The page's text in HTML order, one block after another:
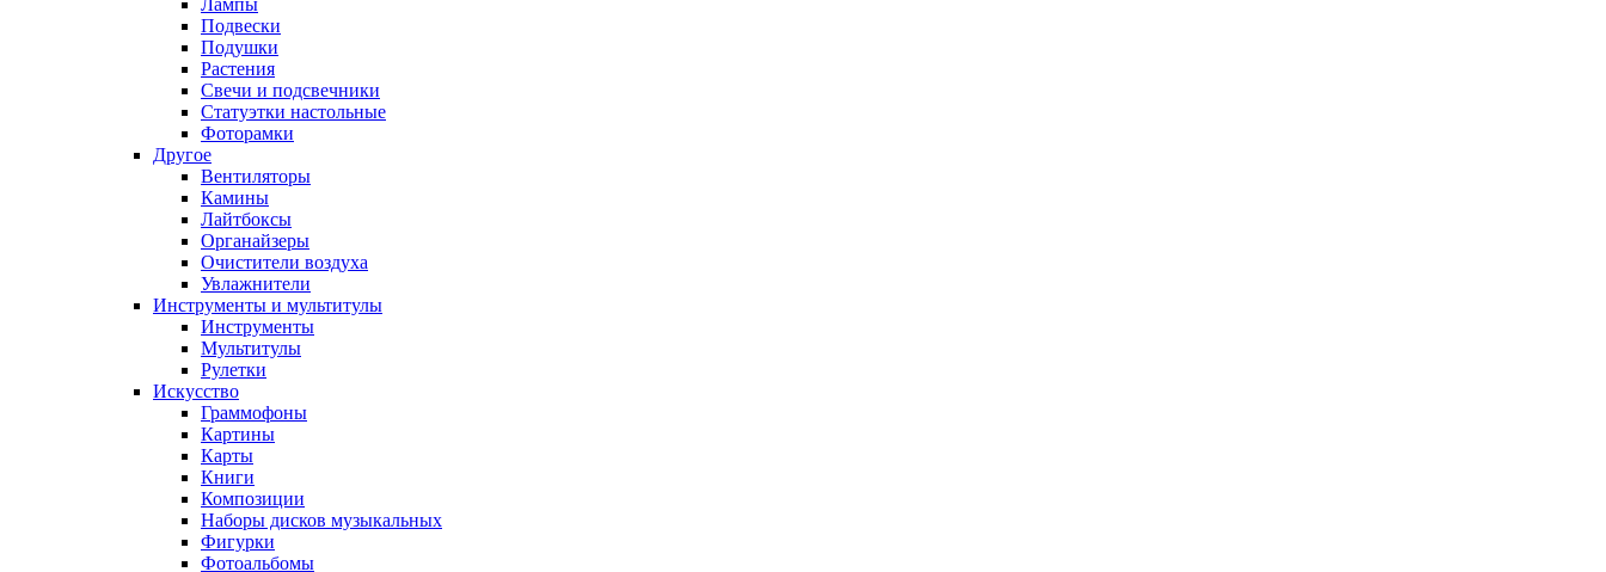
Подвески
Подушки
Растения
Свечи и подсвечники
Статуэтки настольные
Фоторамки
Другое
Вентиляторы
Камины
Лайтбоксы
Органайзеры
Очистители воздуха
Увлажнители
Инструменты и мультитулы
Инструменты
Мультитулы
Рулетки
Искусство
Граммофоны
Картины
Карты
Книги
Композиции
Наборы дисков музыкальных
Фигурки
Фотоальбомы